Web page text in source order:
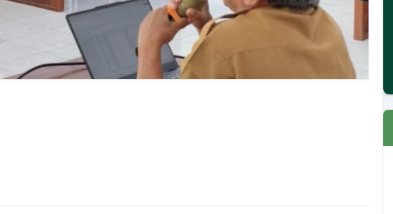
Presensi:18 poin
Kinerja: